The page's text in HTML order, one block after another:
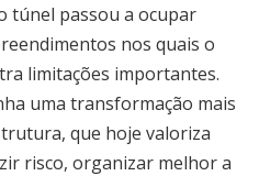
túnel passou a ocupar
nos quais o
limitações importantes.
uma transformação mais
que hoje valoriza
risco, organizar melhor a